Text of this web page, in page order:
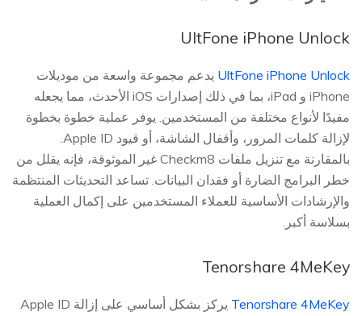
UltFone iPhone Unlock
UltFone iPhone Unlock يدعم مجموعة واسعة من موديلات
iPhone و iPad، بما في ذلك إصدارات iOS الأحدث، مما يجعله
مفيدًا لأنواع مختلفة من المستخدمين. يوفر عملية خطوة بخطوة
لإزالة كلمات المرور، وأقفال الشاشة، أو قيود Apple ID.
بالمقارنة مع تنزيل ملفات Checkm8 غير الموثوقة، فإنه يقلل من
خطر البرامج الضارة أو فقدان البيانات. تساعد التحديثات المنتظمة
والإرشادات الأساسية للعملاء المستخدمين على إكمال العملية
بسلاسة أكبر.
Tenorshare 4MeKey
Tenorshare 4MeKey
يركز بشكل أساسي على إزالة Apple ID